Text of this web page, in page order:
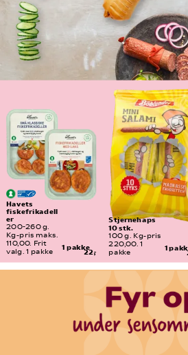
1 pakke
22,-
Havets
fiskefrikadell
er
200-260 g.
Kg-pris maks.
110,00. Frit
valg. 1 pakke
1
Stjernehaps
10 stk.
100 g. Kg-pris
220,00. 1
pakke